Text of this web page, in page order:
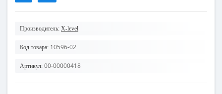
Производитель: X-level
Код товара: 10596-02
Артикул: 00-00000418